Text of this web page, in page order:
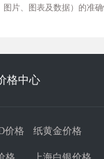
片、图表及数据）的准
格中心
价格 纸黄金价格